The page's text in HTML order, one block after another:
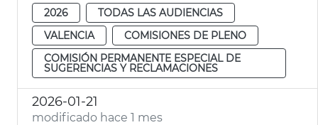
2026
TODAS LAS AUDIENCIAS
VALENCIA
COMISIONES DE PLENO
COMISIÓN PERMANENTE ESPECIAL DE
SUGERENCIAS Y RECLAMACIONES
2026-01-21
modificado hace 1 mes